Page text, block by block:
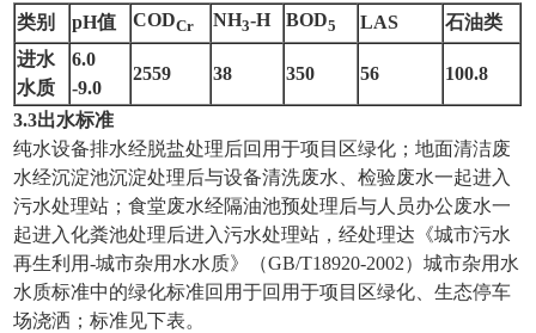
类别
pH值 CODCr NH3-H BOD5 LAS
石油类
进水
水质
6.0
-9.0
2559 38 350 56 100.8
3.3出水标准
纯水设备排水经脱盐处理后回用于项目区绿化；地面清洁废
水经沉淀池沉淀处理后与设备清洗废水、检验废水一起进入
污水处理站；食堂废水经隔油池预处理后与人员办公废水一
起进入化粪池处理后进入污水处理站，经处理达《城市污水
再生利用-城市杂用水水质》（GB/T18920-2002）城市杂用水
水质标准中的绿化标准回用于回用于项目区绿化、生态停车
场浇洒；标准见下表。